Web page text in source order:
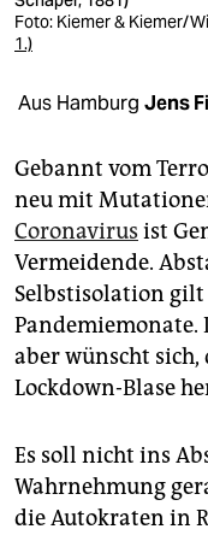
shop
unterstützen
abo
genossenschaft
epaper login
Foto: Kiemer & Kiemer/
1.)
Aus Hamburg Jens
Gebannt vom
neu mit
Coronavirus ist
Vermeidende.
Selbstisolation gilt
Pandemiemonate.
aber wünscht sich,
Lockdown-Blase
Es soll nicht ins
Wahrnehmung
die Autokraten in